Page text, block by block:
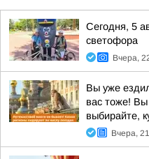
Сегодня, 5
светофора
Вчера,
Вы уже
вас тоже! Вы
выбирайте,
Вчера,